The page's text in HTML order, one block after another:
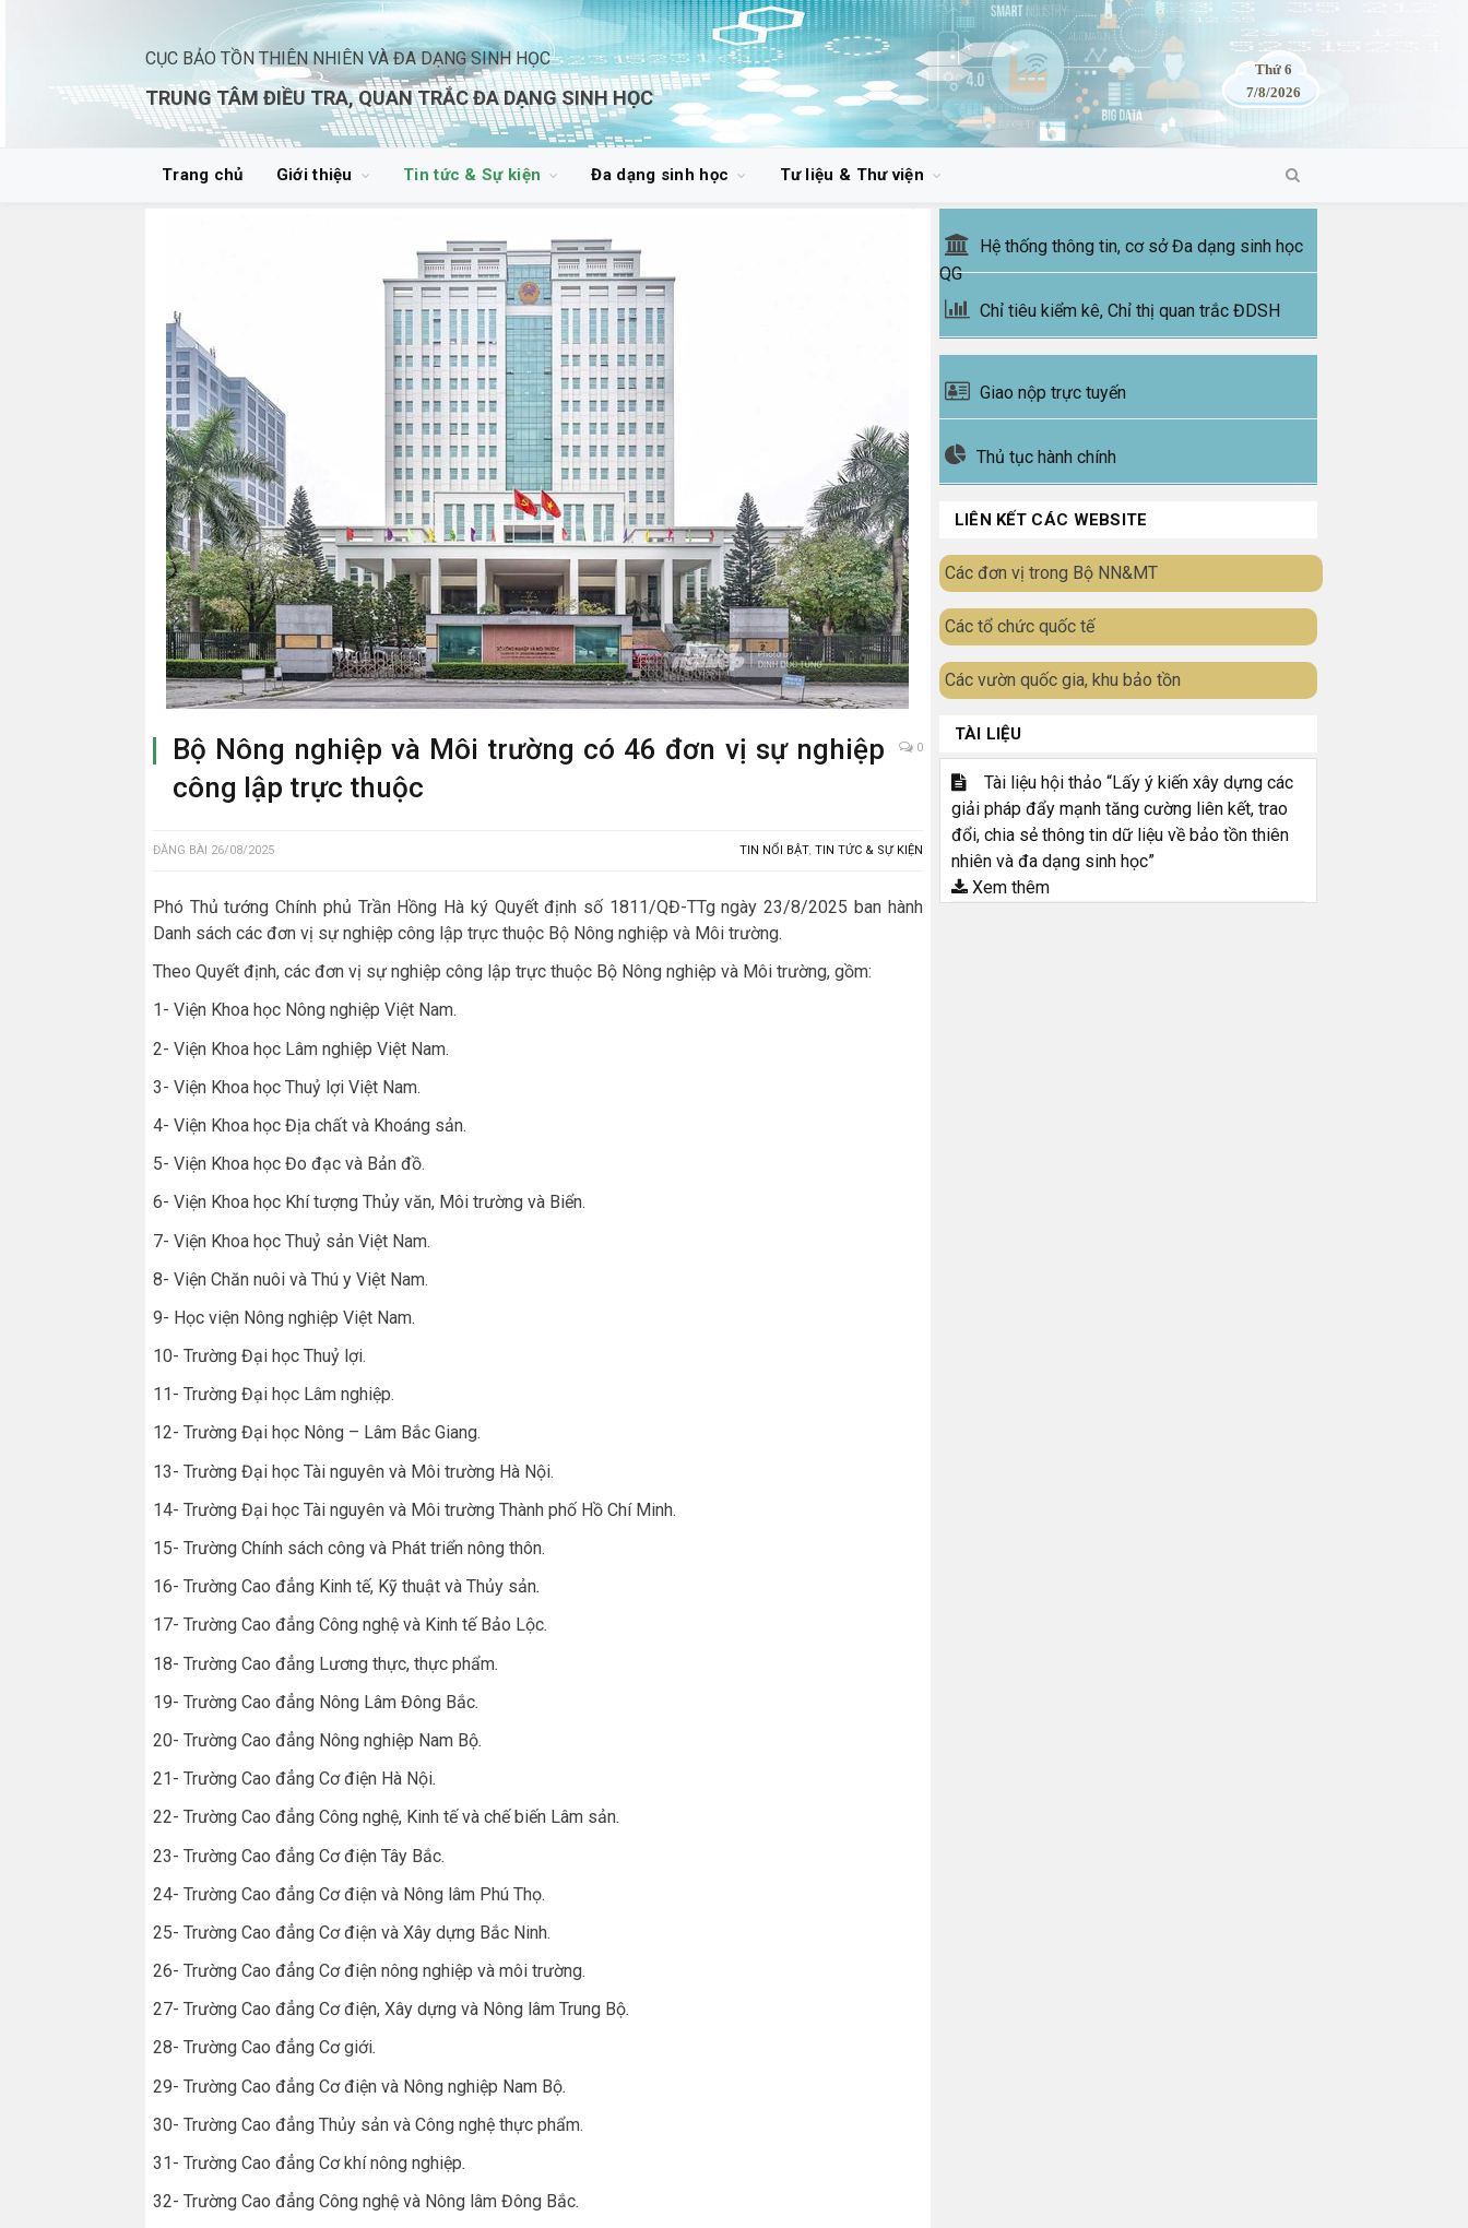
CỤC BẢO TỒN THIÊN NHIÊN VÀ ĐA DẠNG SINH HỌC
TRUNG TÂM ĐIỀU TRA, QUAN TRẮC ĐA DẠNG SINH HỌC
Thứ 6
7/8/2026
Trang chủ Giới thiệu Tin tức & Sự kiện Đa dạng sinh học Tư liệu & Thư viện
Bộ Nông nghiệp và Môi trường có 46 đơn vị sự nghiệp
công lập trực thuộc
0
ĐĂNG BÀI 26/08/2025 TIN NỔI BẬT, TIN TỨC & SỰ KIỆN
Phó Thủ tướng Chính phủ Trần Hồng Hà ký Quyết định số 1811/QĐ-TTg ngày 23/8/2025 ban hành
Danh sách các đơn vị sự nghiệp công lập trực thuộc Bộ Nông nghiệp và Môi trường.
Theo Quyết định, các đơn vị sự nghiệp công lập trực thuộc Bộ Nông nghiệp và Môi trường, gồm:
1- Viện Khoa học Nông nghiệp Việt Nam.
2- Viện Khoa học Lâm nghiệp Việt Nam.
3- Viện Khoa học Thuỷ lợi Việt Nam.
4- Viện Khoa học Địa chất và Khoáng sản.
5- Viện Khoa học Đo đạc và Bản đồ.
6- Viện Khoa học Khí tượng Thủy văn, Môi trường và Biển.
7- Viện Khoa học Thuỷ sản Việt Nam.
8- Viện Chăn nuôi và Thú y Việt Nam.
9- Học viện Nông nghiệp Việt Nam.
10- Trường Đại học Thuỷ lợi.
11- Trường Đại học Lâm nghiệp.
12- Trường Đại học Nông – Lâm Bắc Giang.
13- Trường Đại học Tài nguyên và Môi trường Hà Nội.
14- Trường Đại học Tài nguyên và Môi trường Thành phố Hồ Chí Minh.
15- Trường Chính sách công và Phát triển nông thôn.
16- Trường Cao đẳng Kinh tế, Kỹ thuật và Thủy sản.
17- Trường Cao đẳng Công nghệ và Kinh tế Bảo Lộc.
18- Trường Cao đẳng Lương thực, thực phẩm.
19- Trường Cao đẳng Nông Lâm Đông Bắc.
20- Trường Cao đẳng Nông nghiệp Nam Bộ.
21- Trường Cao đẳng Cơ điện Hà Nội.
22- Trường Cao đẳng Công nghệ, Kinh tế và chế biến Lâm sản.
23- Trường Cao đẳng Cơ điện Tây Bắc.
24- Trường Cao đẳng Cơ điện và Nông lâm Phú Thọ.
25- Trường Cao đẳng Cơ điện và Xây dựng Bắc Ninh.
26- Trường Cao đẳng Cơ điện nông nghiệp và môi trường.
27- Trường Cao đẳng Cơ điện, Xây dựng và Nông lâm Trung Bộ.
28- Trường Cao đẳng Cơ giới.
29- Trường Cao đẳng Cơ điện và Nông nghiệp Nam Bộ.
30- Trường Cao đẳng Thủy sản và Công nghệ thực phẩm.
31- Trường Cao đẳng Cơ khí nông nghiệp.
32- Trường Cao đẳng Công nghệ và Nông lâm Đông Bắc.
Hệ thống thông tin, cơ sở Đa dạng sinh học
QG
Chỉ tiêu kiểm kê, Chỉ thị quan trắc ĐDSH
Giao nộp trực tuyến
Thủ tục hành chính
LIÊN KẾT CÁC WEBSITE
Các đơn vị trong Bộ NN&MT
Các tổ chức quốc tế
Các vườn quốc gia, khu bảo tồn
TÀI LIỆU
Tài liệu hội thảo “Lấy ý kiến xây dựng các
giải pháp đẩy mạnh tăng cường liên kết, trao
đổi, chia sẻ thông tin dữ liệu về bảo tồn thiên
nhiên và đa dạng sinh học”
Xem thêm